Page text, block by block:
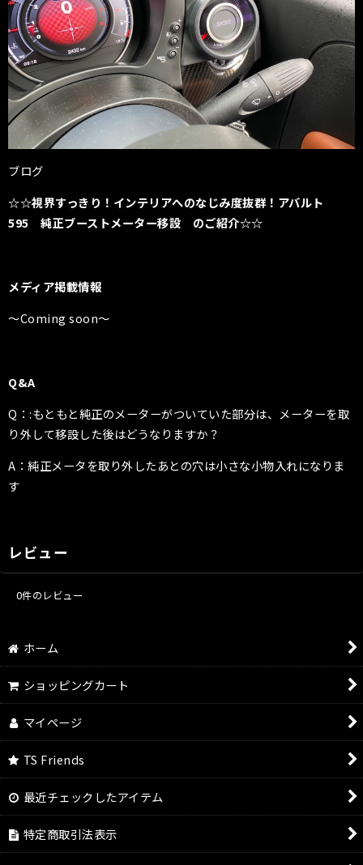
ブログ
☆☆視界すっきり！インテリアへのなじみ度抜群！アバルト
595 純正ブーストメーター移設 のご紹介☆☆
メディア掲載情報
〜Coming soon〜
Q&A
Q：:もともと純正のメーターがついていた部分は、メーターを取
り外して移設した後はどうなりますか？
A：純正メータを取り外したあとの穴は小さな小物入れになりま
す
レビュー
0件のレビュー
ホーム
ショッピングカート
マイページ
TS Friends
最近チェックしたアイテム
特定商取引法表示